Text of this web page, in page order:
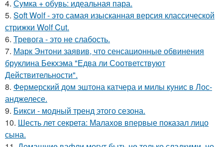
4. Сумка + обувь: идеальная пара.
5. Soft Wolf - это самая изысканная версия классической
стрижки Wolf Cut.
6. Тревога - это не слабость.
7. Марк Энтони заявив, что сенсационные обвинения
бруклина Бекхэма "Едва ли Соответствуют
Действительности".
8. Фермерский дом эштона катчера и милы кунис в Лос-
анджелесе.
9. Бикси - модный тренд этого сезона.
10. Шесть лет секрета: Малахов впервые показал лицо
сына.